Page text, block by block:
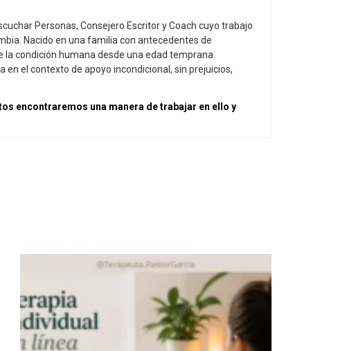
Personas, Consejero Escritor y Coach cuyo trabajo
Nacido en una familia con antecedentes de
condición humana desde una edad temprana.
el contexto de apoyo incondicional, sin prejuicios,
encontraremos una manera de trabajar en ello y